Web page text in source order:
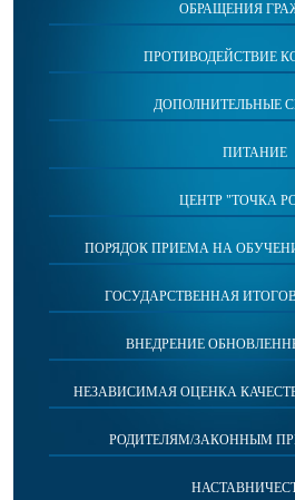
ОБРАЩЕНИЯ
ПРОТИВОДЕЙСТВИЕ
ДОПОЛНИТЕЛЬНЫЕ
ПИТАНИЕ
ЦЕНТР "ТОЧКА
ПОРЯДОК ПРИЕМА НА
ГОСУДАРСТВЕННАЯ
ВНЕДРЕНИЕ
НЕЗАВИСИМАЯ ОЦЕНКА
РОДИТЕЛЯМ/ЗАКОННЫМ